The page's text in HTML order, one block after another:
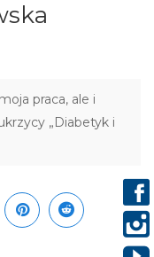
praca, ale i
„Diabetyk i